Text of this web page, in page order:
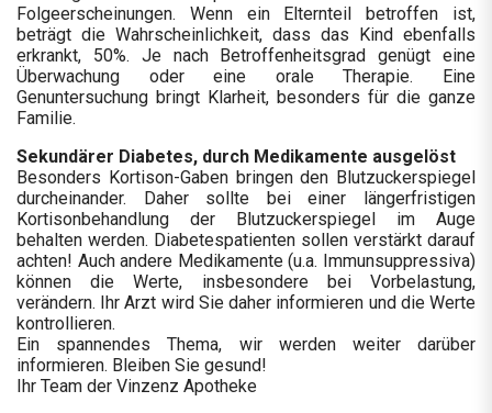
Folgeerscheinungen. Wenn ein Elternteil betroffen ist,
beträgt die Wahrscheinlichkeit, dass das Kind ebenfalls
erkrankt, 50%. Je nach Betroffenheitsgrad genügt eine
Überwachung oder eine orale Therapie. Eine
Genuntersuchung bringt Klarheit, besonders für die ganze
Familie.
Sekundärer Diabetes, durch Medikamente ausgelöst
Besonders Kortison-Gaben bringen den Blutzuckerspiegel
durcheinander. Daher sollte bei einer längerfristigen
Kortisonbehandlung der Blutzuckerspiegel im Auge
behalten werden. Diabetespatienten sollen verstärkt darauf
achten! Auch andere Medikamente (u.a. Immunsuppressiva)
können die Werte, insbesondere bei Vorbelastung,
verändern. Ihr Arzt wird Sie daher informieren und die Werte
kontrollieren.
Ein spannendes Thema, wir werden weiter darüber
informieren. Bleiben Sie gesund!
Ihr Team der Vinzenz Apotheke